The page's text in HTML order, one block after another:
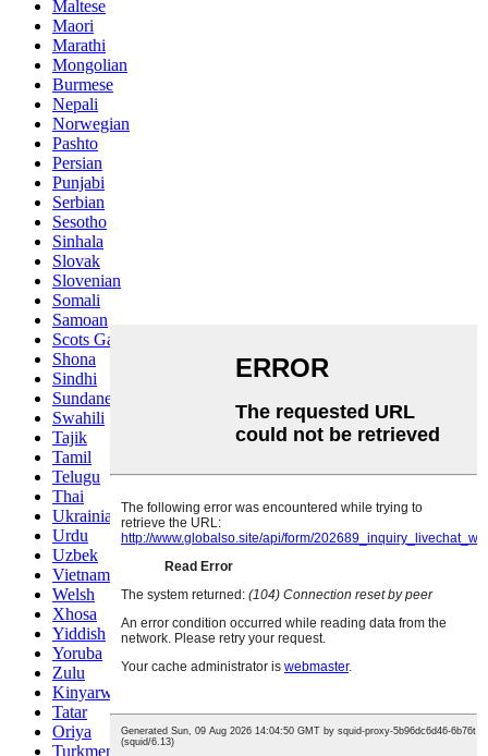
Maltese
Maori
Marathi
Mongolian
Burmese
Nepali
Norwegian
Pashto
Persian
Punjabi
Serbian
Sesotho
Sinhala
Slovak
Slovenian
Somali
Samoan
Scots Gaelic
Shona
Sindhi
Sundanese
Swahili
Tajik
Tamil
Telugu
Thai
Ukrainian
Urdu
Uzbek
Vietnamese
Welsh
Xhosa
Yiddish
Yoruba
Zulu
Kinyarwanda
Tatar
Oriya
Turkmen